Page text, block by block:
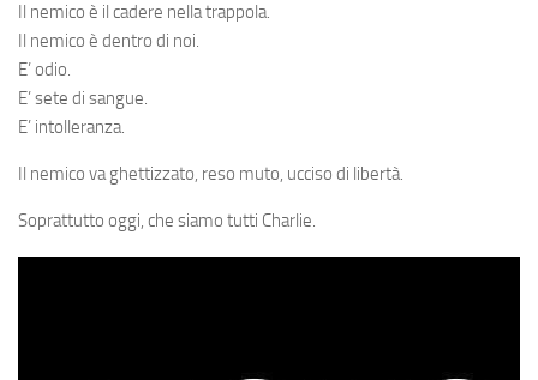
Il nemico è il cadere nella trappola.
Il nemico è dentro di noi.
E’ odio.
E’ sete di sangue.
E’ intolleranza.
Il nemico va ghettizzato, reso muto, ucciso di libertà.
Soprattutto oggi, che siamo tutti Charlie.